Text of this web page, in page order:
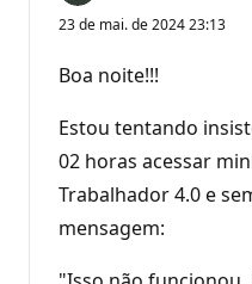
23 de mai. de 2024 23:13
Boa noite!!!
Estou tentando
02 horas acessar
Trabalhador 4.0 e
mensagem: